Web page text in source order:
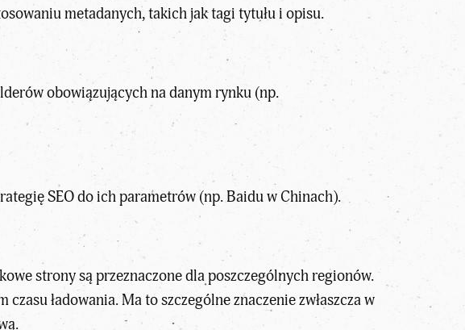
metadanych, takich jak tagi tytułu i opisu.
obowiązujących na danym rynku (np.
SEO do ich parametrów (np. Baidu w Chinach).
strony są przeznaczone dla poszczególnych regionów.
ładowania. Ma to szczególne znaczenie zwłaszcza w